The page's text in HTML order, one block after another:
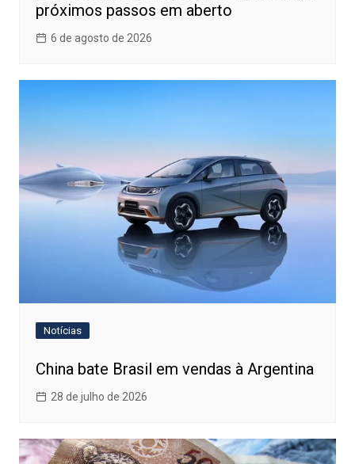
próximos passos em aberto
6 de agosto de 2026
Notícias
China bate Brasil em vendas à Argentina
28 de julho de 2026